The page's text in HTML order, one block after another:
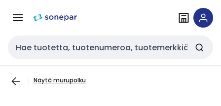
navigointiinsisältöön
Haku
Näytä murupolku